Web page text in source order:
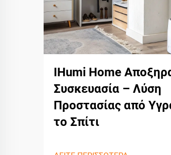
IHumi Home
Συσκευασία – Λύση
Προστασίας από
το Σπίτι